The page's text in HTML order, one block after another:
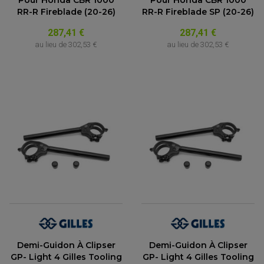
GUIDON QUAD
KIT DÉCO QUAD / SSV
POIGNÉE QUAD
PROTÈGE-MAINS
PONTETS / REHAUSSES DE GUIDON
RR-R Fireblade (20-26)
287,41 €
au lieu de 302,53 €
RR-R Fireblade SP (20-26)
287,41 €
au lieu de 302,53 €
Demi-Guidon À Clipser
GP- Light 4 Gilles Tooling
Demi-Guidon À Clipser
GP- Light 4 Gilles Tooling